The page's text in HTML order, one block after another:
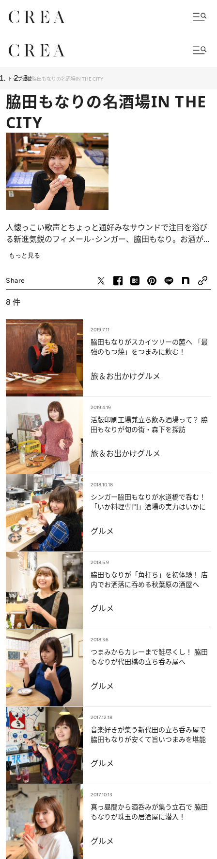
トップ連載脇田もなりの名酒場IN THE CITY
脇田もなりの名酒場IN THE
CITY
人懐っこい歌声とちょっと通好みなサウンドで注目を浴び
る新進気鋭のフィメール･シンガー、脇田もなり。お酒が大
好き！ だけど酒場ビギナーな彼女が、東京近郊の名店を探
もっと見る
Share
8 件
2019.7.11
脇田もなりがスカイツリーの麓へ 「最
強のもつ焼」をつまみに飲む！
旅＆お出かけグルメ
2019.4.19
活版印刷工場兼立ち飲み酒場って？ 脇
田もなりが旬の街・森下を探訪
旅＆お出かけグルメ
2018.10.18
シンガー脇田もなりが水道橋で呑む！
「いか料理専門」酒場の実力はいかに
グルメ
2018.5.9
脇田もなりが「角打ち」を初体験！ 店
内でお洒落に呑める秋葉原の酒屋へ
グルメ
2018.3.6
つまみからカレーまで鮭尽くし！ 脇田
もなりが代田橋の立ち呑み屋へ
グルメ
2017.12.18
音楽好きが集う新代田の立ち呑み屋で
脇田もなりが安くて旨いつまみを堪能
グルメ
2017.10.13
真っ昼間から酒呑みが集う立石で 脇田
もなりが珠玉の居酒屋に潜入！
グルメ